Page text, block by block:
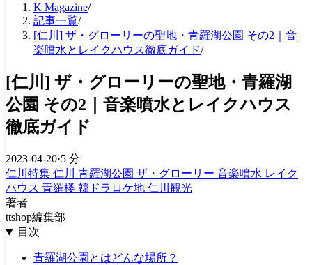
K Magazine/
記事一覧/
[仁川] ザ・グローリーの聖地・青羅湖公園 その2｜音
楽噴水とレイクハウス徹底ガイド/
[仁川] ザ・グローリーの聖地・青羅湖
公園 その2｜音楽噴水とレイクハウス
徹底ガイド
2023-04-20·5 分
仁川特集 仁川 青羅湖公園 ザ・グローリー 音楽噴水 レイク
ハウス 青羅楼 韓ドラロケ地 仁川観光
著者
ttshop編集部
目次
青羅湖公園とはどんな場所？